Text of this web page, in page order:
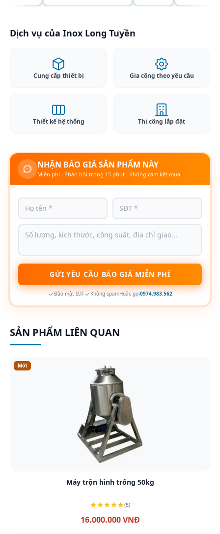
Dịch vụ của Inox Long Tuyền
Cung cấp thiết bị Gia công theo yêu cầu
Thiết kế hệ thống Thi công lắp đặt
NHẬN BÁO GIÁ SẢN PHẨM NÀY
Miễn phí · Phản hồi trong 15 phút · Không cam kết mua
GỬI YÊU CẦU BÁO GIÁ MIỄN PHÍ
Bảo mật SĐT Không spamHoặc gọi0974.983.562
SẢN PHẨM LIÊN QUAN
Mới
Xem chi tiết
Máy trộn hình trống 50kg
(5)
16.000.000 VNĐ